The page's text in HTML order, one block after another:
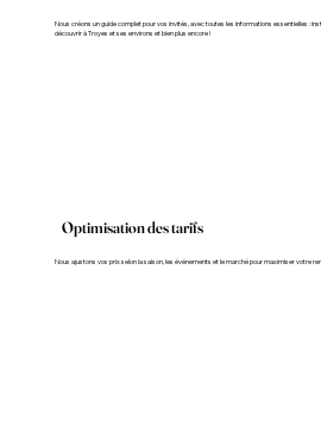
Nous créons un guide complet pour vos invités, avec toutes les informations essentielles :
découvrir à Troyes et ses environs et bien plus encore !
Optimisation des tarifs
Nous ajustons vos prix selon la saison, les événements et le marché pour maximiser votre